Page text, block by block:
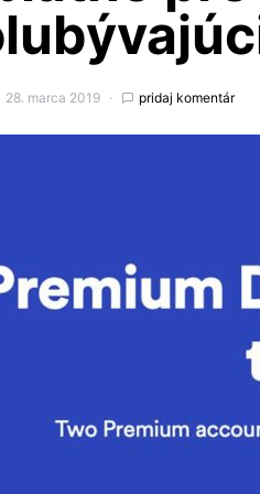
28. marca 2019 pridaj komentár